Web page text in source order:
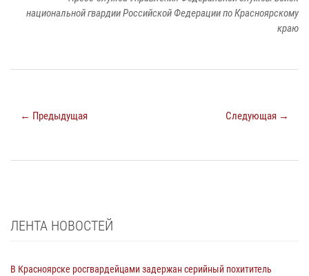
национальной гвардии Российской Федерации по Красноярскому
краю
← Предыдущая Следующая →
ЛЕНТА НОВОСТЕЙ
В Красноярске росгвардейцами задержан серийный похититель